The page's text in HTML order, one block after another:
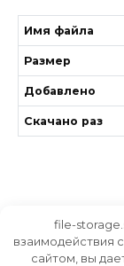
Имя файла
Размер
Добавлено
Скачано раз
file-
взаимодействия
сайтом, вы